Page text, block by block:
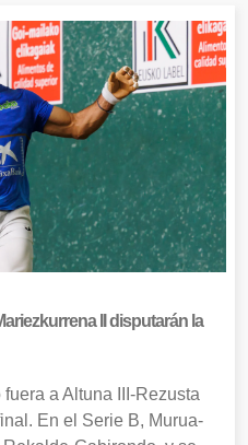
II disputarán la
a Altuna III-Rezusta
En el Serie B, Murua-